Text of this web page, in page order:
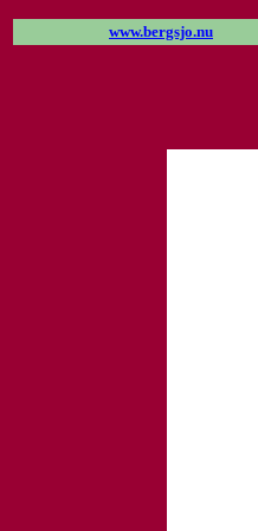
www.bergsjo.nu